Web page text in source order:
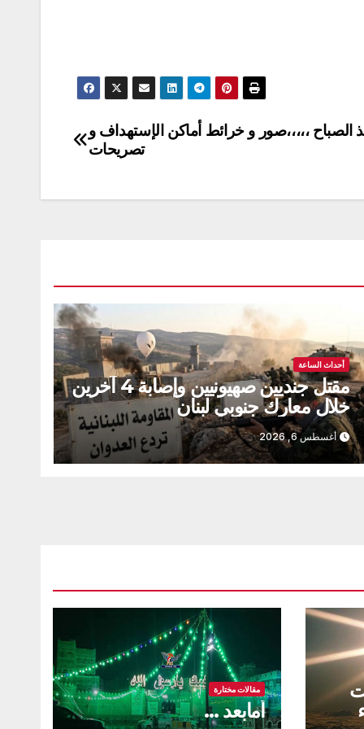
،،،،،صور و خرائط أماكن الإستهداف و
تصريحات
أحداث الساعة
مقتل جنديين صهيونيين وإصابة 4 آخرين
خلال معارك جنوبي لبنان
أغسطس 6, 2026
مقالات مختارة
أمابعد …